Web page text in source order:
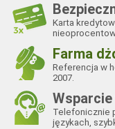
Karta
Farma
Referencja w
2007.
Telefonicznie
językach,